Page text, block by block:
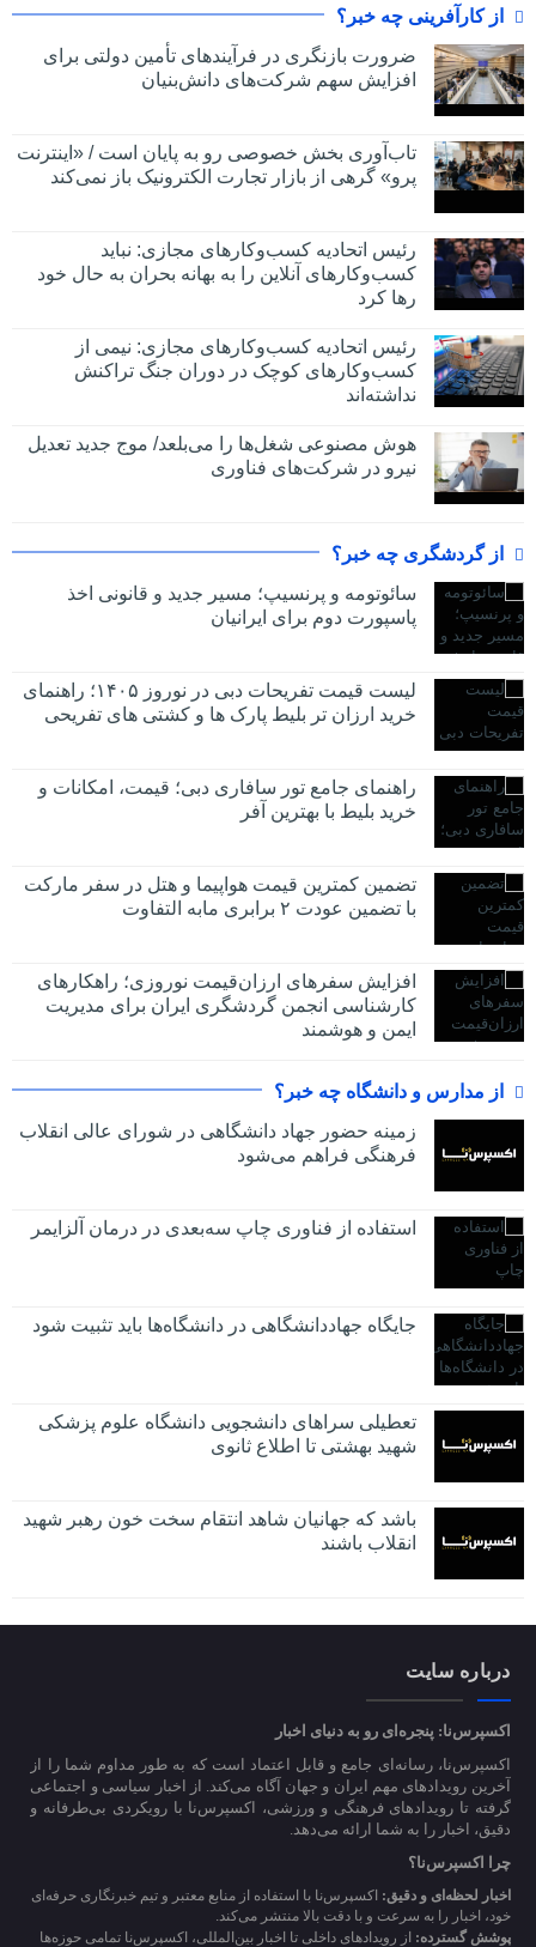
از کارآفرینی چه خبر؟
ضرورت بازنگری در فرآیندهای تأمین دولتی برای
افزایش سهم شرکت‌های دانش‌بنیان
تاب‌آوری بخش خصوصی رو به پایان است / «اینترنت
پرو» گرهی از بازار تجارت الکترونیک باز نمی‌کند
رئیس اتحادیه کسب‌وکارهای مجازی: نباید
کسب‌وکارهای آنلاین را به بهانه بحران به حال خود
رها کرد
رئیس اتحادیه کسب‌وکارهای مجازی: نیمی از
کسب‌وکارهای کوچک در دوران جنگ‌ تراکنش
نداشته‌اند
هوش مصنوعی شغل‌ها را می‌بلعد/ موج جدید تعدیل
نیرو در شرکت‌های فناوری
از گردشگری چه خبر؟
سائوتومه و پرنسیپ؛ مسیر جدید و قانونی اخذ
پاسپورت دوم برای ایرانیان
لیست قیمت تفریحات دبی در نوروز ۱۴۰۵؛ راهنمای
خرید ارزان تر بلیط پارک ها و کشتی های تفریحی
راهنمای جامع تور سافاری دبی؛ قیمت، امکانات و
خرید بلیط با بهترین آفر
تضمین کمترین قیمت هواپیما و هتل در سفر مارکت
با تضمین عودت ۲ برابری مابه التفاوت
افزایش سفرهای ارزان‌قیمت نوروزی؛ راهکارهای
کارشناسی انجمن گردشگری ایران برای مدیریت
ایمن و هوشمند
از مدارس و دانشگاه چه خبر؟
زمینه حضور جهاد دانشگاهی در شورای عالی انقلاب
فرهنگی فراهم می‌شود
استفاده از فناوری چاپ سه‌بعدی در درمان آلزایمر
جایگاه جهاددانشگاهی در دانشگاه‌ها باید تثبیت شود
تعطیلی سراهای دانشجویی دانشگاه علوم پزشکی
شهید بهشتی تا اطلاع ثانوی
باشد که جهانیان شاهد انتقام سخت خون رهبر شهید
انقلاب باشند
درباره سایت
اکسپرس‌نا: پنجره‌ای رو به دنیای اخبار
اکسپرس‌نا، رسانه‌ای جامع و قابل اعتماد است که به طور مداوم شما را از
آخرین رویدادهای مهم ایران و جهان آگاه می‌کند. از اخبار سیاسی و اجتماعی
گرفته تا رویدادهای فرهنگی و ورزشی، اکسپرس‌نا با رویکردی بی‌طرفانه و
دقیق، اخبار را به شما ارائه می‌دهد.
چرا اکسپرس‌نا؟
اخبار لحظه‌ای و دقیق: اکسپرس‌نا با استفاده از منابع معتبر و تیم خبرنگاری حرفه‌ای
خود، اخبار را به سرعت و با دقت بالا منتشر می‌کند.
پوشش گسترده: از رویدادهای داخلی تا اخبار بین‌المللی، اکسپرس‌نا تمامی حوزه‌ها